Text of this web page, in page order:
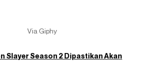
Via Giphy
Slayer Season 2 Dipastikan Akan